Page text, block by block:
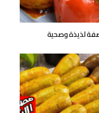
لذيذة وصحية